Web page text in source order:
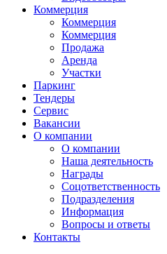
Коммерция
Коммерция
Коммерция
Продажа
Аренда
Участки
Паркинг
Тендеры
Сервис
Вакансии
О компании
О компании
Наша деятельность
Награды
Соцответственность
Подразделения
Информация
Вопросы и ответы
Контакты